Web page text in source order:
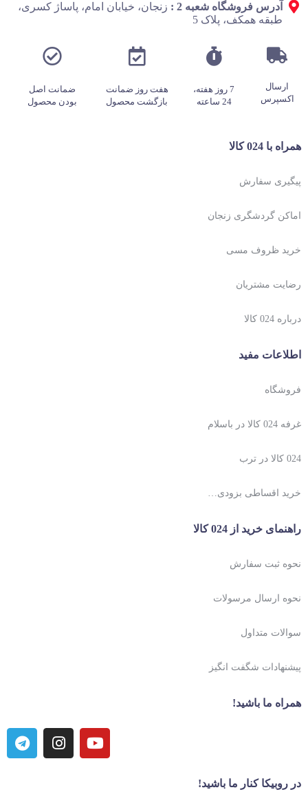
آدرس فروشگاه شعبه 2 :
زنجان، خیابان امام، پاساژ کسری،
طبقه همکف، پلاک 5
ارسال
اکسپرس
7 روز هفته،
24 ساعته
هفت روز ضمانت
بازگشت محصول
ضمانت اصل
بودن محصول
همراه با 024 کالا
پیگیری سفارش
اماکن گردشگری زنجان
خرید ظروف مسی
رضایت مشتریان
درباره 024 کالا
اطلاعات مفید
فروشگاه
غرفه 024 کالا در باسلام
024 کالا در ترب
خرید اقساطی بزودی…
راهنمای خرید از 024 کالا
نحوه ثبت سفارش
نحوه ارسال مرسولات
سوالات متداول
پیشنهادات شگفت انگیز
همراه ما باشید!
در روبیکا کنار ما باشید!